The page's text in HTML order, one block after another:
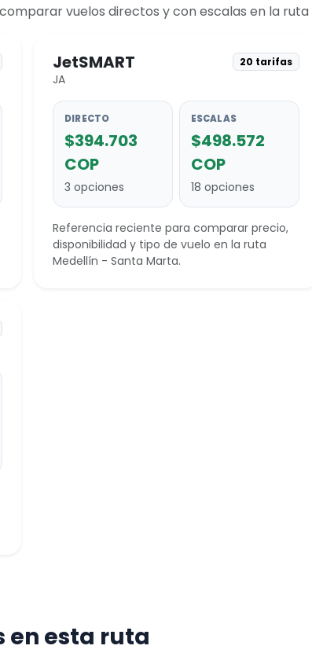
vuelos directos y con escalas en la
JetSMART
JA
20 tarifas
DIRECTO
$394.703
COP
3 opciones
ESCALAS
$498.572
COP
18 opciones
Referencia reciente para comparar precio,
disponibilidad y tipo de vuelo en la ruta
Medellín - Santa Marta.
en esta ruta